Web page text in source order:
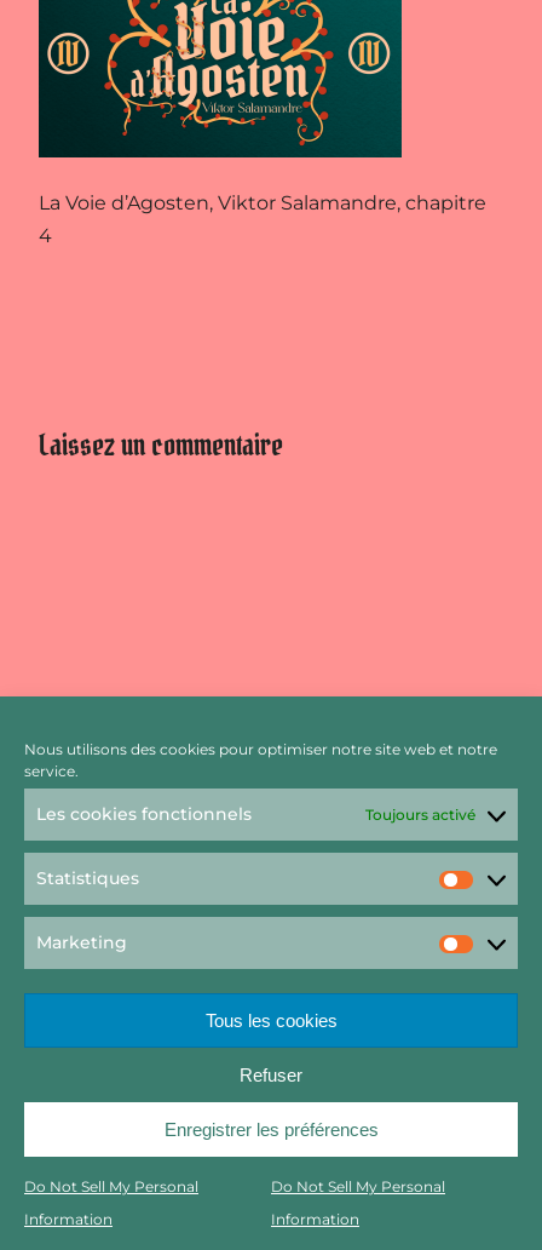
Nous utilisons des cookies pour optimiser notre site web et notre
service.
Les cookies fonctionnels Toujours activé
Statistiques
Marketing
Tous les cookies
Refuser
Enregistrer les préférences
Do Not Sell My Personal
Information
Do Not Sell My Personal
Information
La Voie d’Agosten, Viktor Salamandre, chapitre
4
Laissez un commentaire
Copyright 2022 – Raft by Otter // Graphisme Viktor Salamandre